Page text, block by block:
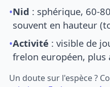
•Nid : sphérique, 60-
souvent en hauteur
•Activité : visible de
frelon européen, plus
Un doute sur l'espèce ?